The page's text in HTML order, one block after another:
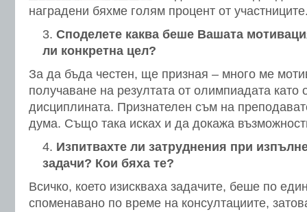
наградени бяхме голям процент от
Споделете каква беше Вашата
ли конкретна цел?
За да бъда честен, ще призная – много ме
получаване на резултата от олимпиадата като
дисциплината. Признателен съм на
дума. Също така исках и да докажа
Изпитвахте ли затруднения при
задачи? Кои бяха те?
Всичко, което изискваха задачите, беше по
споменавано по време на консултациите,